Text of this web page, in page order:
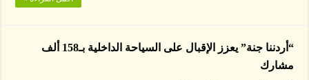
“أردننا جنة” يعزز الإقبال على السياحة الداخلية بـ158 ألف
مشارك